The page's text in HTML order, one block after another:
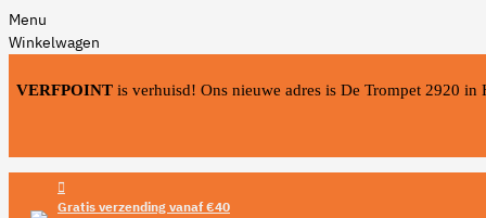
Menu
Winkelwagen
VERFPOINT is verhuisd! Ons nieuwe adres is De Trompet 2920 in
Gratis verzending vanaf €40